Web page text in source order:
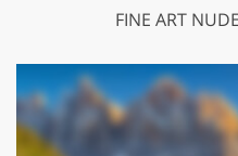
FINE ART